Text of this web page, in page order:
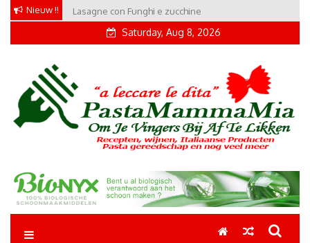
Skip
Nieuw !! Lasagne con Funghi e zucchine
Saturday, Aug 8, 2026
Pastamammamia
Pastarecepten om je vingers bij af te likken